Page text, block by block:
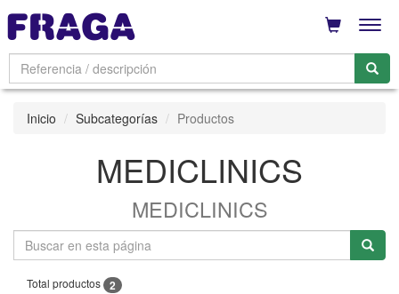
Inicio Subcategorías Productos
MEDICLINICS
MEDICLINICS
Total productos 2